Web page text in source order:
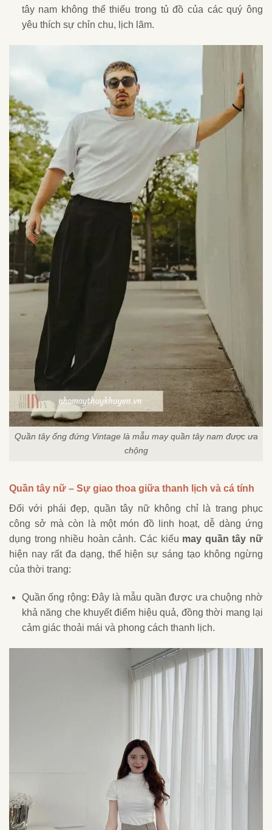
tây nam không thể thiếu trong tủ đồ của các quý ông
yêu thích sự chỉn chu, lịch lãm.
Quần tây ống đứng Vintage là mẫu may quần tây nam được ưa
chộng
Quần tây nữ – Sự giao thoa giữa thanh lịch và cá tính
Đối với phái đẹp, quần tây nữ không chỉ là trang phục
công sở mà còn là một món đồ linh hoạt, dễ dàng ứng
dụng trong nhiều hoàn cảnh. Các kiểu may quần tây nữ
hiện nay rất đa dạng, thể hiện sự sáng tạo không ngừng
của thời trang:
Quần ống rộng: Đây là mẫu quần được ưa chuộng nhờ
khả năng che khuyết điểm hiệu quả, đồng thời mang lại
cảm giác thoải mái và phong cách thanh lịch.